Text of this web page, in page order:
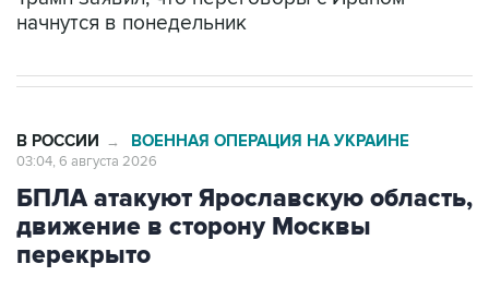
начнутся в понедельник
В РОССИИ → ВОЕННАЯ ОПЕРАЦИЯ НА УКРАИНЕ
03:04, 6 августа 2026
БПЛА атакуют Ярославскую область,
движение в сторону Москвы
перекрыто